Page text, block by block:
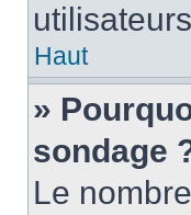
Haut
»
sondage
Le